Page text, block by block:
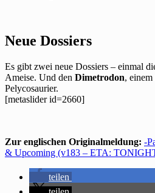
Neue Dossiers
Es gibt zwei neue Dossiers – einmal
Ameise. Und den Dimetrodon, einem
Pelycosaurier.
[metaslider id=2660]
Zur englischen Originalmeldung: -
& Upcoming (v183 – ETA:
teilen